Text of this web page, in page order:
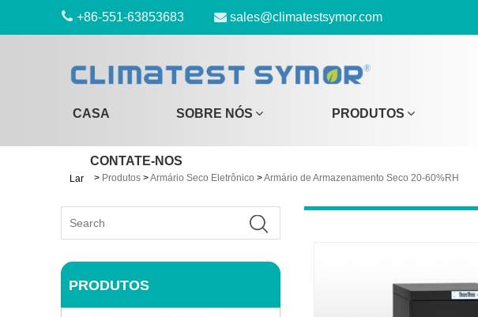
+86-551-63853683 sales@climatestsymor.com
CASA SOBRE NÓS PRODUTOS
CONTATE-NOS
Lar > Produtos >Armário Seco Eletrônico >Armário de Armazenamento Seco 20-60%RH
PRODUTOS